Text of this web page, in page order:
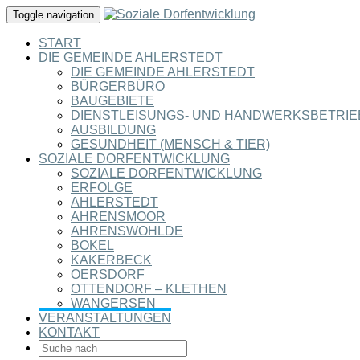
Toggle navigation
START
DIE GEMEINDE AHLERSTEDT
DIE GEMEINDE AHLERSTEDT
BÜRGERBÜRO
BAUGEBIETE
DIENSTLEISUNGS- UND
AUSBILDUNG
GESUNDHEIT (MENSCH & TIER)
SOZIALE DORFENTWICKLUNG
SOZIALE DORFENTWICKLUNG
ERFOLGE
AHLERSTEDT
AHRENSMOOR
AHRENSWOHLDE
BOKEL
KAKERBECK
OERSDORF
OTTENDORF – KLETHEN
WANGERSEN
VERANSTALTUNGEN
KONTAKT
SEARCH